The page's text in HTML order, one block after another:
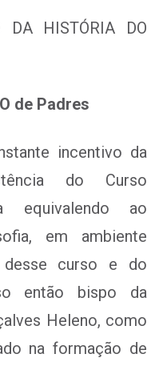
DA HISTÓRIA DO
de Padres
incentivo da
do Curso
equivalendo ao
em ambiente
desse curso e do
então bispo da
Heleno, como
na formação de